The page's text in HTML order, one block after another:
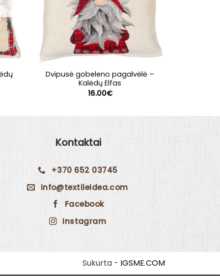
Dvipusė gobeleno pagalvėlė –
Kalėdų Elfas
16.00€
Kontaktai
+370 652 03745
info@textileidea.com
Facebook
Instagram
Sukurta - IGSME.COM